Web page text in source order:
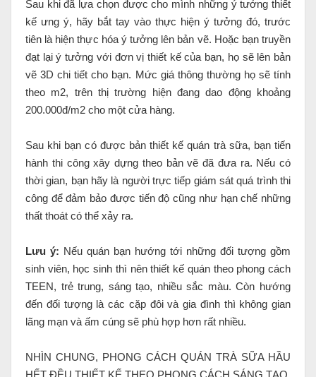
Sau khi đã lựa chọn được cho mình những ý tưởng thiết
kế ưng ý, hãy bắt tay vào thực hiện ý tưởng đó, trước
tiên là hiện thực hóa ý tưởng lên bản vẽ. Hoặc bạn truyền
đạt lại ý tưởng với đơn vị thiết kế của bạn, họ sẽ lên bản
vẽ 3D chi tiết cho bạn. Mức giá thông thường họ sẽ tính
theo m2, trên thị trường hiện đang dao động khoảng
200.000đ/m2 cho một cửa hàng.
Sau khi bạn có được bản thiết kế quán trà sữa, bạn tiến
hành thi công xây dựng theo bản vẽ đã đưa ra. Nếu có
thời gian, bạn hãy là người trực tiếp giám sát quá trình thi
công để đảm bảo được tiến độ cũng như hạn chế những
thất thoát có thể xảy ra.
Lưu ý: Nếu quán bạn hướng tới những đối tượng gồm
sinh viên, học sinh thì nên thiết kế quán theo phong cách
TEEN, trẻ trung, sáng tạo, nhiều sắc màu. Còn hướng
đến đối tượng là các cặp đôi và gia đình thì không gian
lãng mạn và ấm cúng sẽ phù hợp hơn rất nhiều.
NHÌN CHUNG, PHONG CÁCH QUÁN TRÀ SỮA HẦU
HẾT ĐỀU THIẾT KẾ THEO PHONG CÁCH SÁNG TẠO,